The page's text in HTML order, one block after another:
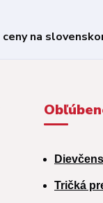
Tričká